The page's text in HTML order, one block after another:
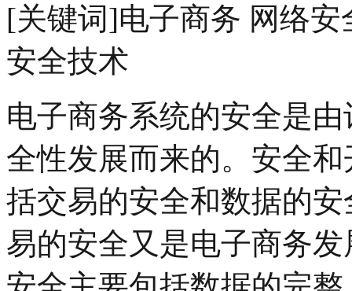
[关键词]电子商务 网络
安全技术
电子商务系统的安全是
全性发展而来的。安全
括交易的安全和数据的
易的安全又是电子商务